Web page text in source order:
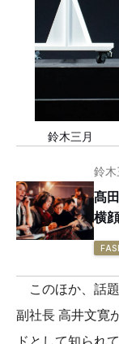
鈴木三月
鈴木
髙
横
このほか、話
副社長 高井文寛
ドとして知られ